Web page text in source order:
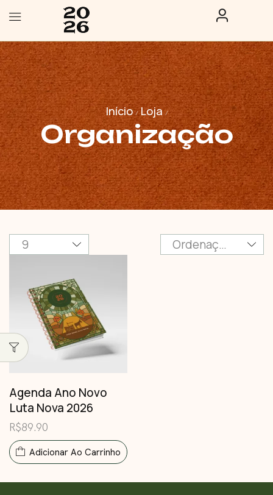
Início / Loja /
Organização
Agenda Ano Novo
Luta Nova 2026
R$89.90
Adicionar Ao Carrinho